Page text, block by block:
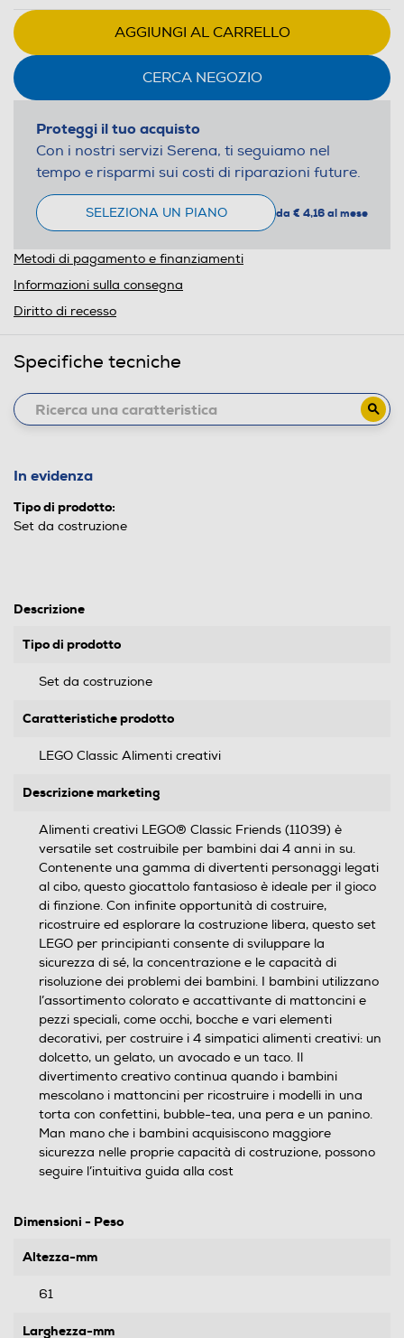
AGGIUNGI AL CARRELLO
CERCA NEGOZIO
Proteggi il tuo acquisto
Con i nostri servizi Serena, ti seguiamo nel
tempo e risparmi sui costi di riparazioni future.
SELEZIONA UN PIANO da € 4,16 al mese
Metodi di pagamento e finanziamenti
Informazioni sulla consegna
Diritto di recesso
Specifiche tecniche
In evidenza
Tipo di prodotto:
Set da costruzione
Descrizione
Tipo di prodotto
Set da costruzione
Caratteristiche prodotto
LEGO Classic Alimenti creativi
Descrizione marketing
Alimenti creativi LEGO® Classic Friends (11039) è
versatile set costruibile per bambini dai 4 anni in su.
Contenente una gamma di divertenti personaggi legati
al cibo, questo giocattolo fantasioso è ideale per il gioco
di finzione. Con infinite opportunità di costruire,
ricostruire ed esplorare la costruzione libera, questo set
LEGO per principianti consente di sviluppare la
sicurezza di sé, la concentrazione e le capacità di
risoluzione dei problemi dei bambini. I bambini utilizzano
l’assortimento colorato e accattivante di mattoncini e
pezzi speciali, come occhi, bocche e vari elementi
decorativi, per costruire i 4 simpatici alimenti creativi: un
dolcetto, un gelato, un avocado e un taco. Il
divertimento creativo continua quando i bambini
mescolano i mattoncini per ricostruire i modelli in una
torta con confettini, bubble-tea, una pera e un panino.
Man mano che i bambini acquisiscono maggiore
sicurezza nelle proprie capacità di costruzione, possono
seguire l’intuitiva guida alla cost
Dimensioni - Peso
Altezza-mm
61
Larghezza-mm